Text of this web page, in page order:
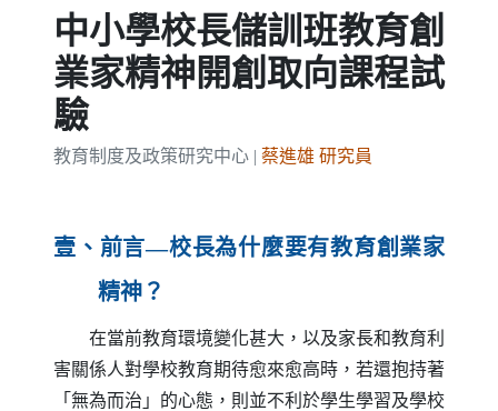
中小學校長儲訓班教育創
業家精神開創取向課程試
驗
教育制度及政策研究中心 | 蔡進雄 研究員
壹、前言—校長為什麼要有教育創業家
精神？
在當前教育環境變化甚大，以及家長和教育利
害關係人對學校教育期待愈來愈高時，若還抱持著
「無為而治」的心態，則並不利於學生學習及學校